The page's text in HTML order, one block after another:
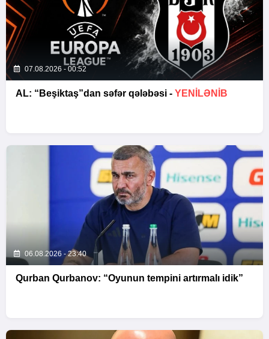
07.08.2026 - 00:52
AL: “Beşiktaş”dan səfər qələbəsi - YENİLƏNİB
06.08.2026 - 23:40
Qurban Qurbanov: “Oyunun tempini artırmalı idik”